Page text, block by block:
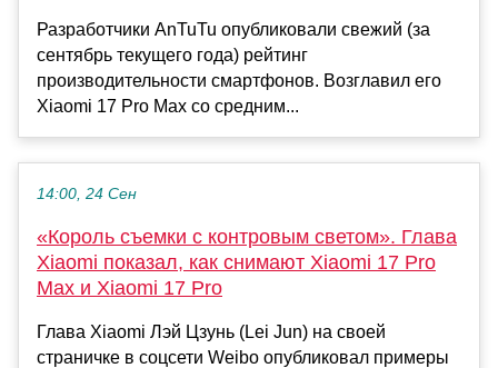
Разработчики AnTuTu опубликовали свежий (за
сентябрь текущего года) рейтинг
производительности смартфонов. Возглавил его
Xiaomi 17 Pro Max со средним...
14:00, 24 Сен
«Король съемки с контровым светом». Глава
Xiaomi показал, как снимают Xiaomi 17 Pro
Max и Xiaomi 17 Pro
Глава Xiaomi Лэй Цзунь (Lei Jun) на своей
страничке в соцсети Weibo опубликовал примеры